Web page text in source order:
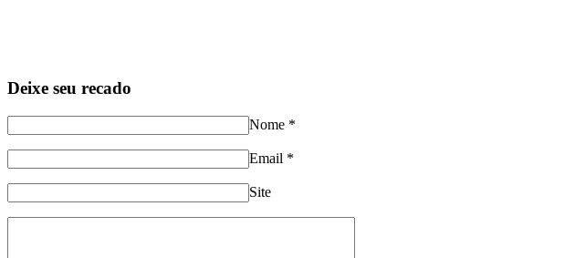
Deixe seu recado
Nome *
Email *
Site